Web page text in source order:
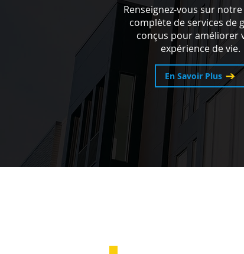
Renseignez-vous sur
complète de services de
conçus pour améliorer
expérience de vie.
En Savoir Plus